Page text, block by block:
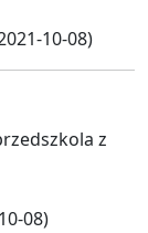
10-08)
z
08)